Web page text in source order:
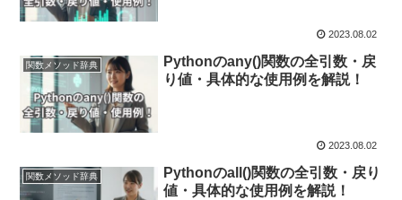
2023.08.02
関数メソッド辞典
Pythonのany()関数の全引数・戻
り値・具体的な使用例を解説！
2023.08.02
関数メソッド辞典
Pythonのall()関数の全引数・戻り
値・具体的な使用例を解説！